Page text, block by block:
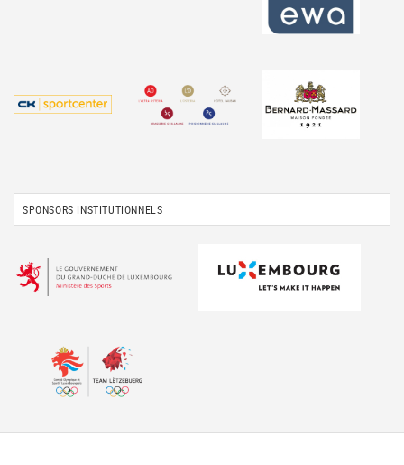
SPONSORS INSTITUTIONNELS